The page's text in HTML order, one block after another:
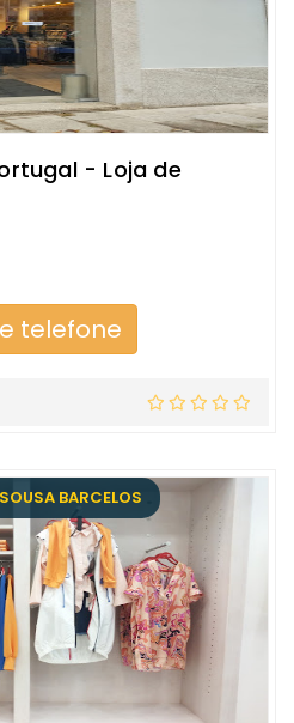
- Loja de
telefone
BARCELOS